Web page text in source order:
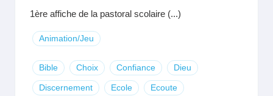
1ère affiche de la pastoral scolaire (...)
Animation/Jeu
Bible Choix Confiance Dieu
Discernement Ecole Ecoute